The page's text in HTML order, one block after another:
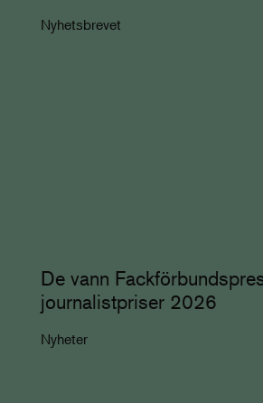
Nyhetsbrevet
De vann
journalistpriser 2026
Nyheter